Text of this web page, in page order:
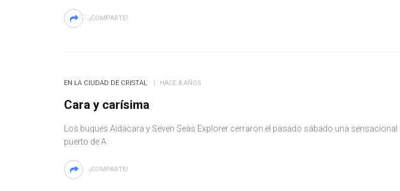
¡COMPARTE!
EN LA CIUDAD DE CRISTAL HACE 8 AÑOS
Cara y carísima
Los buques Aidacara y Seven Seas Explorer cerraron el pasado sábado una
puerto de A
¡COMPARTE!